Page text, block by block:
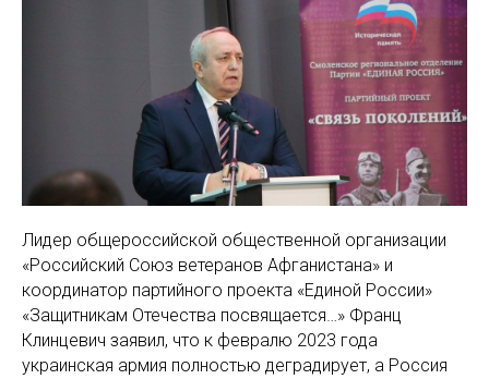
Лидер общероссийской общественной организации
«Российский Союз ветеранов Афганистана» и
координатор партийного проекта «Единой России»
«Защитникам Отечества посвящается…» Франц
Клинцевич заявил, что к февралю 2023 года
украинская армия полностью деградирует, а Россия